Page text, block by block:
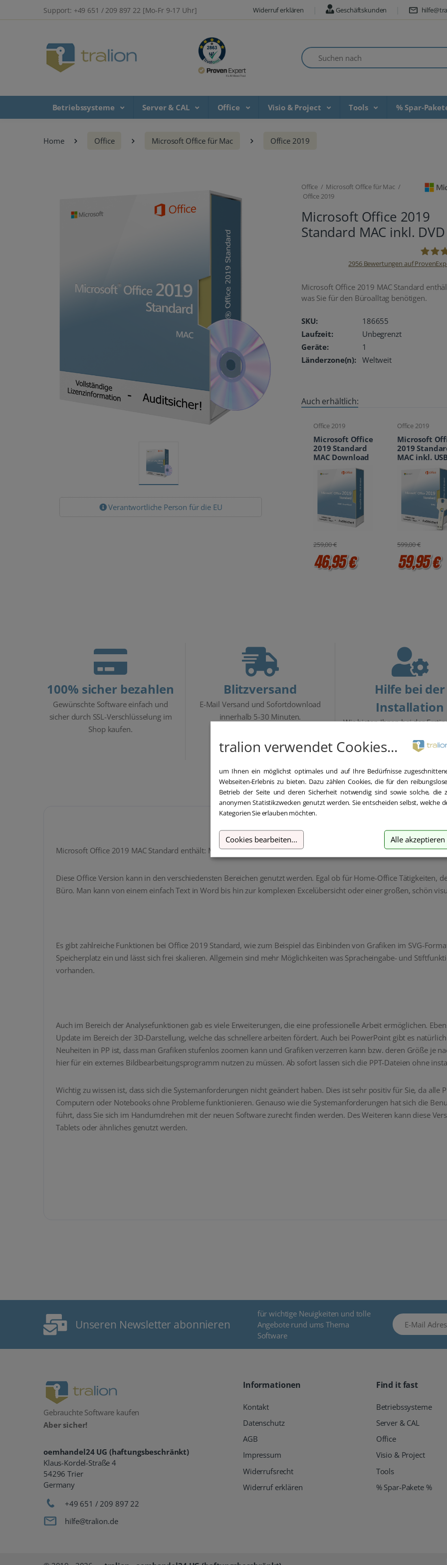
Support: +49 651 / 209 897 22 [Mo-Fr 9-17 Uhr] Widerruf erklären Geschäftskunden
Suchen nach
Betriebssysteme Server & CAL Office Visio & Project Tools % Spar-
Home Office Microsoft Office für Mac Office 2019
Verantwortliche Person für die EU
Office / Microsoft Office für Mac /
Office 2019
Microsoft Office 2019
Standard MAC inkl. DVD
2956Bewertungen auf
Microsoft Office 2019 MAC Standard
was Sie für den Büroalltag benötigen.
SKU:
186655
Laufzeit:
Unbegrenzt
Geräte:
1
Länderzone(n):
Weltweit
Auch erhältlich:
Office 2019
Microsoft Office
2019 Standard
MAC Download
259,00 €
46,95 €
Office 2019
Microsoft
2019
MAC inkl.
599,00 €
59,95 €
100% sicher bezahlen
Gewünschte Software einfach und
sicher durch SSL-Verschlüsselung im
Shop kaufen.
Blitzversand
E-Mail Versand und Sofortdownload
innerhalb 5-30 Minuten.
Hilfe bei der
Installation
Wir bieten Ihnen bei der
Beschreibung Details Lieferumfang
Microsoft Office 2019 MAC Standard enthält: Microsoft Word, Microsoft Excel, Microsoft Powerpoint, Microsoft
Diese Office Version kann in den verschiedensten Bereichen genutzt werden. Egal ob für Home-Office Tätigkeiten,
Büro. Man kann von einem einfach Text in Word bis hin zur komplexen Excelübersicht oder einer großen, schön
Es gibt zahlreiche Funktionen bei Office 2019 Standard, wie zum Beispiel das Einbinden von Grafiken im SVG-
Speicherplatz ein und lässt sich frei skalieren. Allgemein sind mehr Möglichkeiten was Spracheingabe- und
vorhanden.
Auch im Bereich der Analysefunktionen gab es viele Erweiterungen, die eine professionelle Arbeit ermöglichen.
Update im Bereich der 3D-Darstellung, welche das schnellere arbeiten fördert. Auch bei PowerPoint gibt es
Neuheiten in PP ist, dass man Grafiken stufenlos zoomen kann und Grafiken verzerren kann bzw. deren Größe je
hier für ein externes Bildbearbeitungsprogramm nutzen zu müssen. Ab sofort lassen sich die PPT-Dateien ohne
Wichtig zu wissen ist, dass sich die Systemanforderungen nicht geändert haben. Dies ist sehr positiv für Sie, da alle
Computern oder Notebooks ohne Probleme funktionieren. Genauso wie die Systemanforderungen hat sich die
führt, dass Sie sich im Handumdrehen mit der neuen Software zurecht finden werden. Des Weiteren kann diese
Tablets oder ähnliches genutzt werden.
Unseren Newsletter abonnieren
für wichtige Neuigkeiten und tolle
Angebote rund ums Thema
Software
E-Mail Adresse
Gebrauchte Software kaufen
Aber sicher!
oemhandel24 UG (haftungsbeschränkt)
Klaus-Kordel-Straße 4
54296 Trier
Germany
+49 651 / 209 897 22
hilfe@tralion.de
Informationen
Kontakt
Datenschutz
AGB
Impressum
Widerrufsrecht
Widerruf erklären
Find it fast
Betriebssysteme
Server & CAL
Office
Visio & Project
Tools
% Spar-Pakete %
tralion verwendet Cookies...
um Ihnen ein möglichst optimales und auf Ihre Bedürfnisse
Webseiten-Erlebnis zu bieten. Dazu zählen Cookies, die für den
Betrieb der Seite und deren Sicherheit notwendig sind sowie solche, die
anonymen Statistikzwecken genutzt werden. Sie entscheiden selbst, welche
Kategorien Sie erlauben möchten.
Cookies bearbeiten... Alle akzeptieren